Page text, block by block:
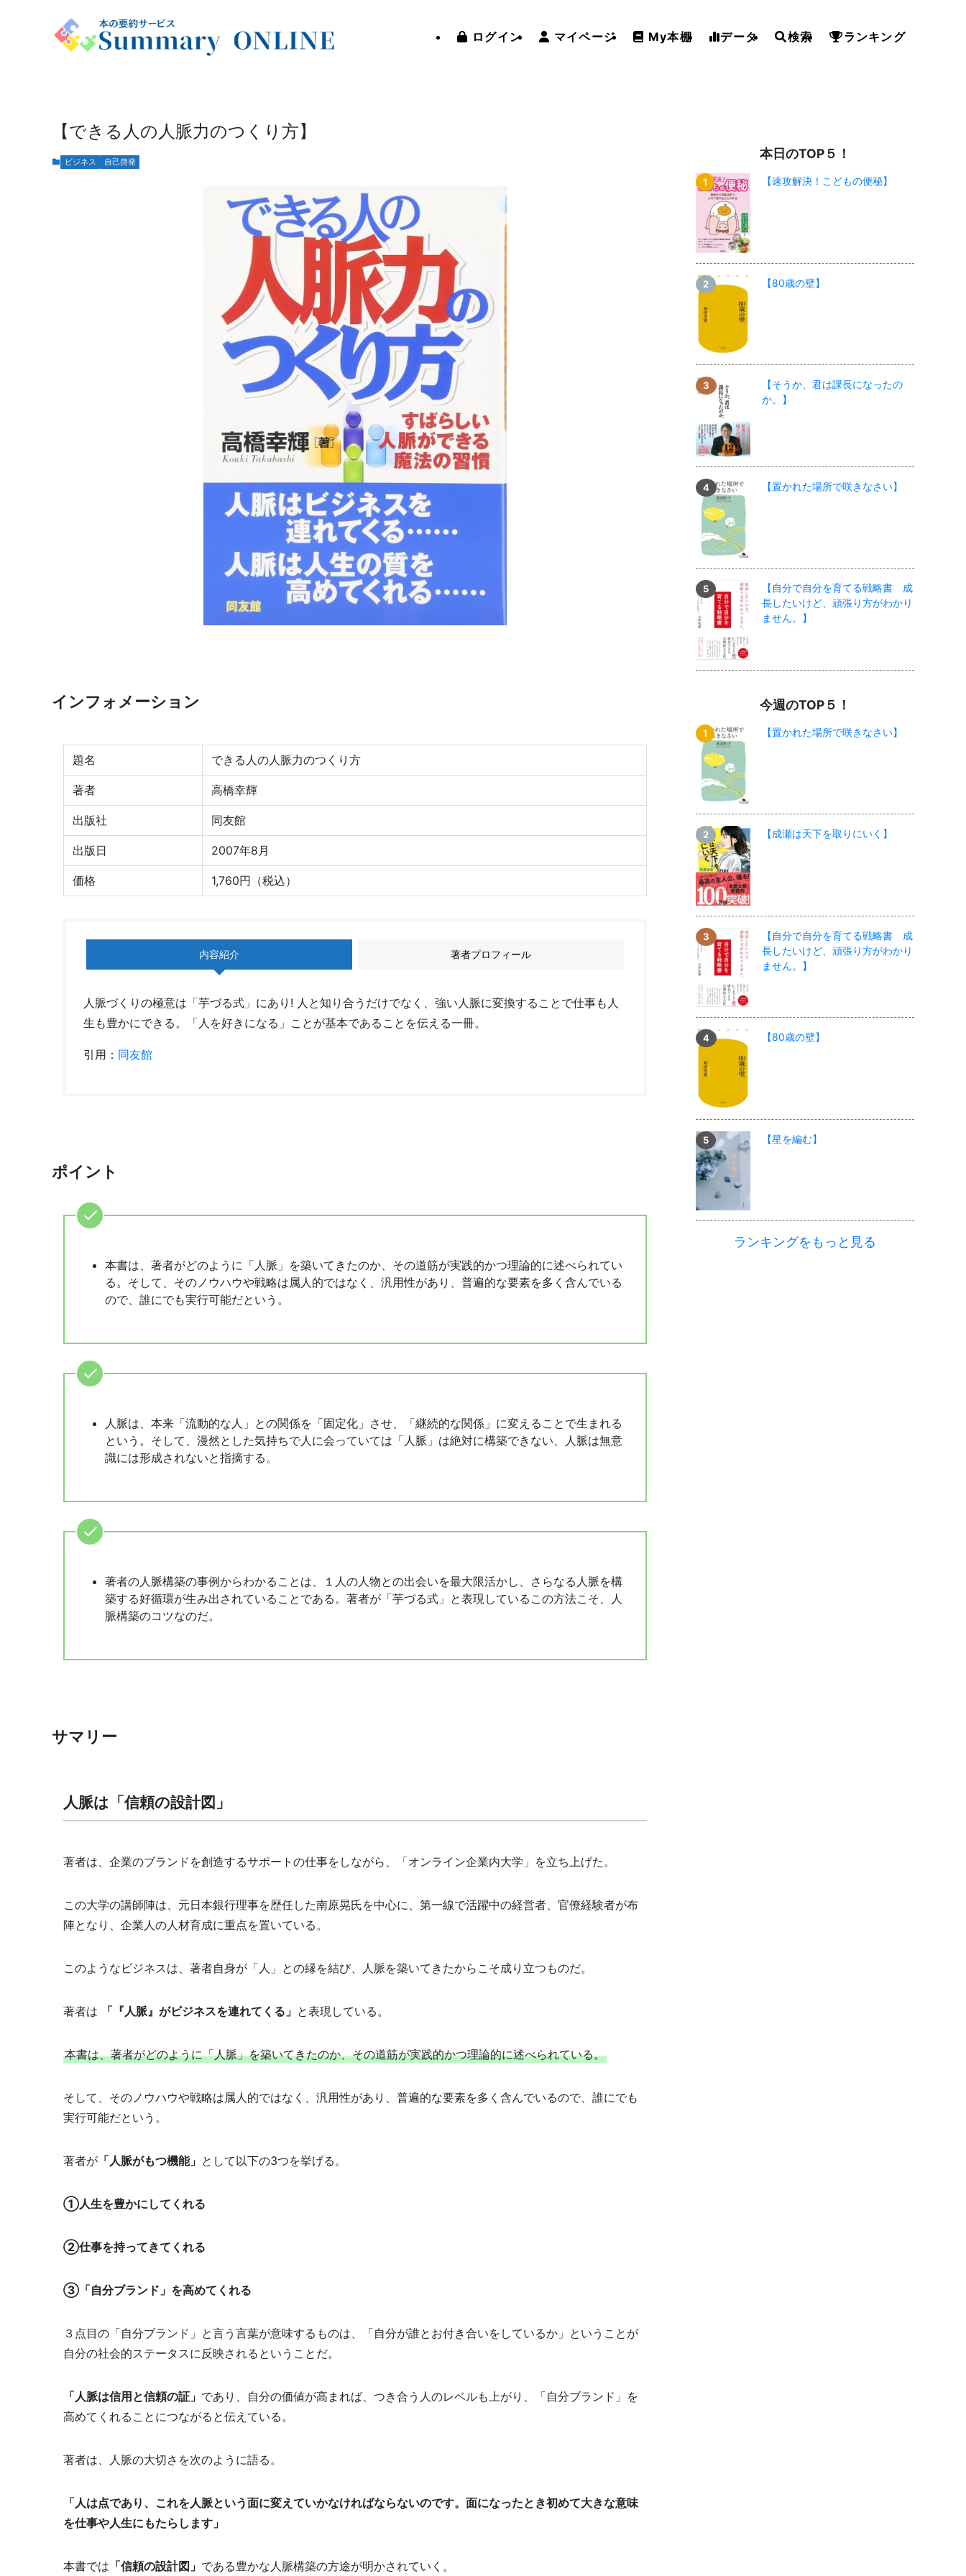
ログイン マイページ My本棚 データ 検索 ランキング
【できる人の人脈力のつくり方】
ビジネス 自己啓発
インフォメーション
題名 できる人の人脈力のつくり方
著者 高橋幸輝
出版社 同友館
出版日 2007年8月
価格 1,760円（税込）
内容紹介 著者プロフィール
人脈づくりの極意は「芋づる式」にあり! 人と知り合うだけでなく、強い人脈に変換することで仕事も人
生も豊かにできる。「人を好きになる」ことが基本であることを伝える一冊。
引用： 同友館
ポイント
本書は、著者がどのように「人脈」を築いてきたのか、その道筋が実践的かつ理論的に述べられてい
る。そして、そのノウハウや戦略は属人的ではなく、汎用性があり、普遍的な要素を多く含んでいる
ので、誰にでも実行可能だという。
人脈は、本来「流動的な人」との関係を「固定化」させ、「継続的な関係」に変えることで生まれる
という。そして、漫然とした気持ちで人に会っていては「人脈」は絶対に構築できない、人脈は無意
識には形成されないと指摘する。
著者の人脈構築の事例からわかることは、１人の人物との出会いを最大限活かし、さらなる人脈を構
築する好循環が生み出されていることである。著者が「芋づる式」と表現しているこの方法こそ、人
脈構築のコツなのだ。
サマリー
人脈は「信頼の設計図」
著者は、企業のブランドを創造するサポートの仕事をしながら、「オンライン企業内大学」を立ち上げた。
この大学の講師陣は、元日本銀行理事を歴任した南原晃氏を中心に、第一線で活躍中の経営者、官僚経験者が布
陣となり、企業人の人材育成に重点を置いている。
このようなビジネスは、著者自身が「人」との縁を結び、人脈を築いてきたからこそ成り立つものだ。
著者は 「『人脈』がビジネスを連れてくる」 と表現している。
本書は、著者がどのように「人脈」を築いてきたのか、その道筋が実践的かつ理論的に述べられている。
そして、そのノウハウや戦略は属人的ではなく、汎用性があり、普遍的な要素を多く含んでいるので、誰にでも
実行可能だという。
著者が 「人脈がもつ機能」 として以下の3つを挙げる。
①人生を豊かにしてくれる
②仕事を持ってきてくれる
③「自分ブランド」を高めてくれる
３点目の「自分ブランド」と言う言葉が意味するものは、「自分が誰とお付き合いをしているか」ということが
自分の社会的ステータスに反映されるということだ。
「人脈は信用と信頼の証」 であり、自分の価値が高まれば、つき合う人のレベルも上がり、「自分ブランド」を
高めてくれることにつながると伝えている。
著者は、人脈の大切さを次のように語る。
「人は点であり、これを人脈という面に変えていかなければならないのです。面になったとき初めて大きな意味
を仕事や人生にもたらします」
本書では 「信頼の設計図」 である豊かな人脈構築の方途が明かされていく。
本日のTOP５！
【速攻解決！こどもの便秘】
【80歳の壁】
【そうか、君は課長になったの
か。】
【置かれた場所で咲きなさい】
【自分で自分を育てる戦略書 成
長したいけど、頑張り方がわかり
ません。】
今週のTOP５！
【置かれた場所で咲きなさい】
【成瀬は天下を取りにいく】
【自分で自分を育てる戦略書 成
長したいけど、頑張り方がわかり
ません。】
【80歳の壁】
【星を編む】
ランキングをもっと見る